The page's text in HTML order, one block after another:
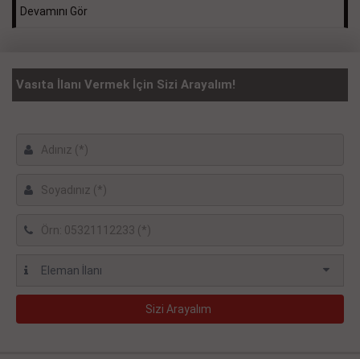
Devamını Gör
Vasıta İlanı Vermek İçin Sizi Arayalım!